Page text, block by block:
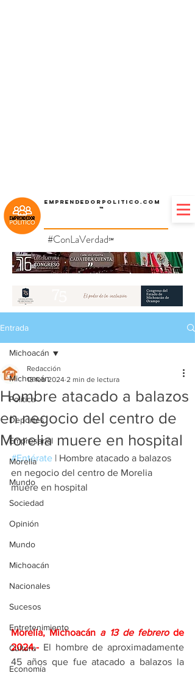
Emprendedorpolitico.com
™
#ConLaVerdad℠
Entrada
Michoacán
Política
Deportes
Empresarial
Morelia
Mundo
Sociedad
Opinión
Mundo
Michoacán
Nacionales
Sucesos
Entretenimiento
Cultura
Economía
Michoacán
Hombre atacado a balazos
en negocio del centro de
Morelia muere en hospital
Redacción
13 feb 2024 2 min de lectura
#Entérate | Hombre atacado a balazos
en negocio del centro de Morelia
muere en hospital
Morelia, Michoacán a 13 de febrero de
2024.- El hombre de aproximadamente
45 años que fue atacado a balazos la